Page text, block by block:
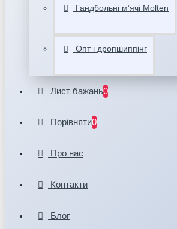
Гандбольні мʼячі Molten
Опт і дропшиппінг
Лист бажань0
Порівняти0
Про нас
Контакти
Блог